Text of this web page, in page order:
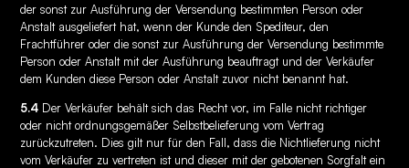
der sonst zur Ausführung der Versendung bestimmten Person oder
Anstalt ausgeliefert hat, wenn der Kunde den Spediteur, den
Frachtführer oder die sonst zur Ausführung der Versendung bestimmte
Person oder Anstalt mit der Ausführung beauftragt und der Verkäufer
dem Kunden diese Person oder Anstalt zuvor nicht benannt hat.
5.4 Der Verkäufer behält sich das Recht vor, im Falle nicht richtiger
oder nicht ordnungsgemäßer Selbstbelieferung vom Vertrag
zurückzutreten. Dies gilt nur für den Fall, dass die Nichtlieferung nicht
vom Verkäufer zu vertreten ist und dieser mit der gebotenen Sorgfalt ein